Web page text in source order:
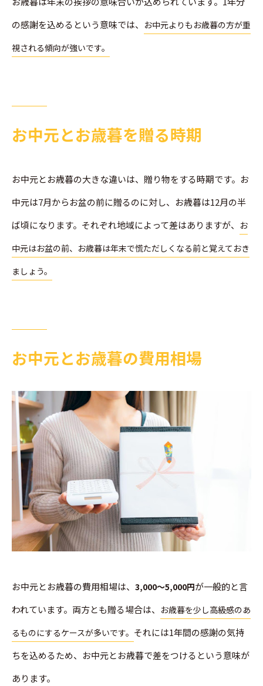
の感謝を込めるという意味では、
お中元よりもお歳暮の方が重
視される傾向が強いです。
お中元とお歳暮を贈る時期
お中元とお歳暮の大きな違いは、贈り物をする時期です。お
中元は7月からお盆の前に贈るのに対し、お歳暮は12月の半
ば頃になります。それぞれ地域によって差はありますが、
お
中元はお盆の前、お歳暮は年末で慌ただしくなる前と覚えておき
ましょう。
お中元とお歳暮の費用相場
お中元とお歳暮の費用相場は、 3,000～5,000円が一般的と言
われています。両方とも贈る場合は、
お歳暮を少し高級感のあ
るものにするケースが多いです。 それには1年間の感謝の気持
ちを込めるため、お中元とお歳暮で差をつけるという意味が
あります。